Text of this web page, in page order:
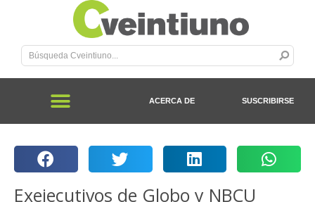
ACERCA DE SUSCRIBIRSE
Exejecutivos de Globo y NBCU